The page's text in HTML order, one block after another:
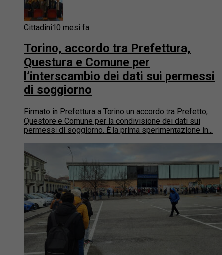
Cittadini10 mesi fa
Torino, accordo tra Prefettura,
Questura e Comune per
l’interscambio dei dati sui permessi
di soggiorno
Firmato in Prefettura a Torino un accordo tra Prefetto,
Questore e Comune per la condivisione dei dati sui
permessi di soggiorno. È la prima sperimentazione in...